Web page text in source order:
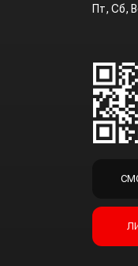
Пт, Сб,